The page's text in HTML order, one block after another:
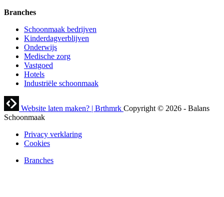
Branches
Schoonmaak bedrijven
Kinderdagverblijven
Onderwijs
Medische zorg
Vastgoed
Hotels
Industriële schoonmaak
Website laten maken? | Brthmrk Copyright © 2026 - Balans
Schoonmaak
Privacy verklaring
Cookies
Branches